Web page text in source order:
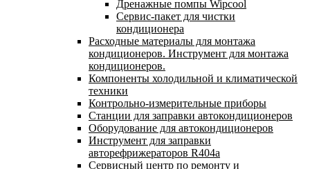
Дренажные помпы Wipcool
Сервис-пакет для чистки
кондиционера
Расходные материалы для монтажа
кондиционеров. Инструмент для монтажа
кондиционеров.
Компоненты холодильной и климатической
техники
Контрольно-измерительные приборы
Станции для заправки автокондиционеров
Оборудование для автокондиционеров
Инструмент для заправки
авторефрижераторов R404a
Сервисный центр по ремонту и